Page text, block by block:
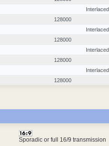
Interlaced
128000
Interlaced
128000
Interlaced
128000
Interlaced
128000
Sporadic or full 16/9 transmission